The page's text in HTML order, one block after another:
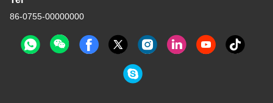
86-0755-00000000